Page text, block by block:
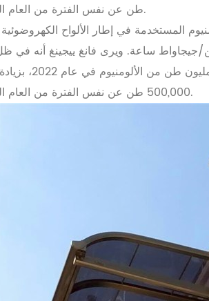
طن عن نفس الفترة من العام الماضي.
المستخدمة في إطار الألواح
ساعة، بينما تبلغ كمية الألومنيوم المستخدمة في حامل الألواح الكهروضوئية المُركّب حوالي 7,000 طن/جيجاواط ساعة. ويرى فانغ
المطرد، ستُعزز البنية التحتية الجديدة للطاقة قوتها. وتشير التقديرات إلى
500,000 طن عن نفس الفترة من العام الماضي.